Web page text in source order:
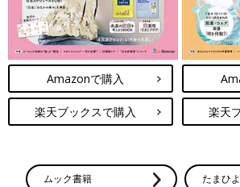
Amazonで購入
楽天ブックスで購入 楽天
ムック書籍 たまひ